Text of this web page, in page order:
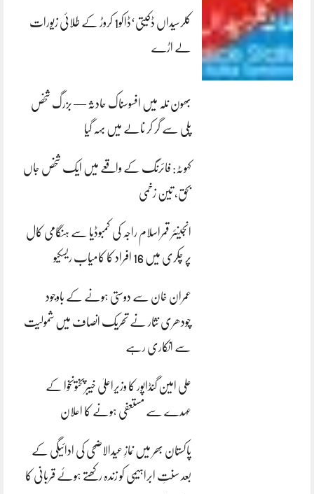
کلرسیداں ڈکیتی‘ڈاکو1 کروڑ کے طلائی زیورات
لے اڑے
بھون نلہ میں افسوسناک حادثہ — بزرگ شخص
پلی سے گر کر نالے میں بہہ گیا
کہوٹہ: فائرنگ کے واقعے میں ایک شخص جاں
بحق، تین زخمی
انجینئر قمراسلام راجہ کی کمبوڈیا سے ہنگامی کال
پر چکری میں 16 افراد کا کامیاب ریسکیو
عمران خان سے دوستی ہونے کے باوجود
چودھری نثار نے تحریک انصاف میں شمولیت
سے انکاری رہے
علی امین گنڈاپور کا وزیراعلیٰ خیبرپختونخوا کے
عہدے سے مستعفی ہونے کا اعلان
پاکستان بھر میں نمازِ عیدالاضحی کی ادائیگی کے
بعد سنتِ ابراہیمی کو زندہ رکھتے ہوئے قربانی کا